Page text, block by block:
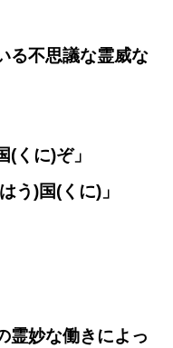
る不思議な霊威な
( くに)ぞ」
う)国( くに) 」
霊妙な働きによっ